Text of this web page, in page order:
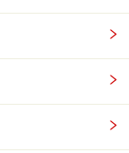
白い部分を入れ
。